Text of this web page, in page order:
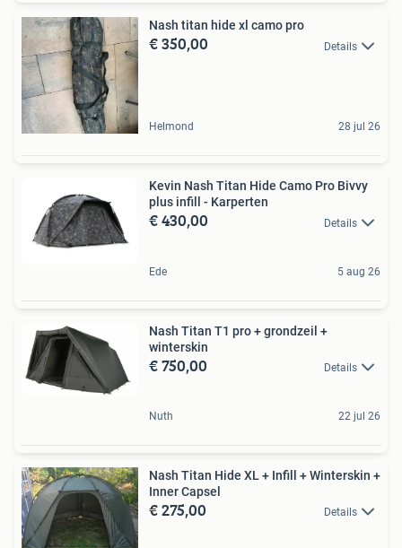
Nash titan hide xl camo pro
€ 350,00 Details
Helmond 28 jul 26
Kevin Nash Titan Hide Camo Pro Bivvy
plus infill - Karperten
€ 430,00 Details
Ede 5 aug 26
Nash Titan T1 pro + grondzeil +
winterskin
€ 750,00 Details
Nuth 22 jul 26
Nash Titan Hide XL + Infill + Winterskin +
Inner Capsel
€ 275,00 Details